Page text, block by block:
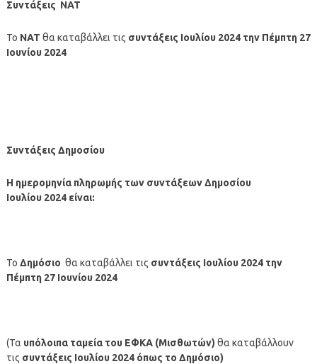
Συντάξεις ΝΑΤ
Το ΝΑΤ θα καταβάλλει τις συντάξεις Ιουλίου2024 την Πέμπτη 27
Ιουνίου2024
Συντάξεις Δημοσίου
Η ημερομηνία πληρωμής των συντάξεωνΔημοσίου
Ιουλίου2024 είναι:
Το Δημόσιο θα καταβάλλει τις συντάξεις Ιουλίου2024 την
Πέμπτη 27 Ιουνίου2024
(Τα υπόλοιπα ταμεία του ΕΦΚΑ (Μισθωτών) θα καταβάλλουν
τις συντάξεις Ιουλίου2024 όπως το Δημόσιο)